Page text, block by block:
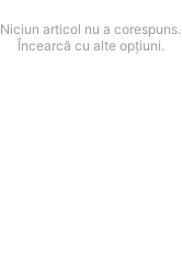
Niciun articol nu a corespuns.
Încearcă cu alte opțiuni.